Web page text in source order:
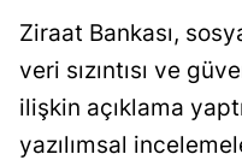
Ziraat Bankası,
veri sızıntısı ve
ilişkin açıklama
yazılımsal